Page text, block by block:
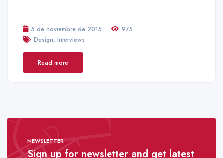
5 de noviembre de 2015
975
Design, Interviews
Read more
NEWSLETTER
Sign up for newsletter and get latest